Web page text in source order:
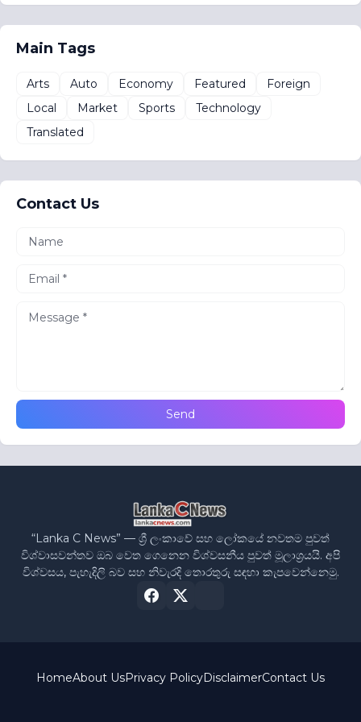
Main Tags
Arts Auto Economy Featured
Foreign
Local
Market Sports
Technology
Translated
Contact Us
“Lanka C News” — ශ්‍රී ලංකාවේ සහ ලෝකයේ නවතම පුවත්
විශ්වාසවන්තව ඔබ වෙත ගෙනෙන විශ්වසනීය පුවත් මූලාශ්‍රයයි. අපි
විශ්වසය, පැහැදිලි බව සහ නිවැරදි තොරතුරු සඳහා කැපවෙන්නෙමු.
HomeAbout UsPrivacy PolicyDisclaimerContact Us